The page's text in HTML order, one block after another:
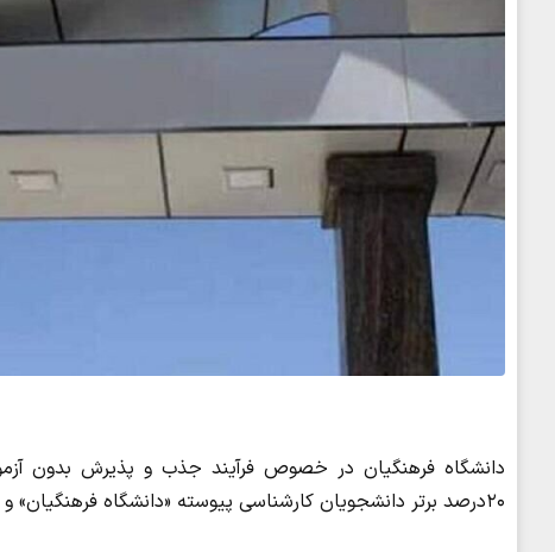
۲۰درصد برتر دانشجویان کارشناسی پیوسته «دانشگاه فرهنگیان» و «تربیت‌دبیر شهیدرجائی»، اطلاعیه ای صادر کرد.